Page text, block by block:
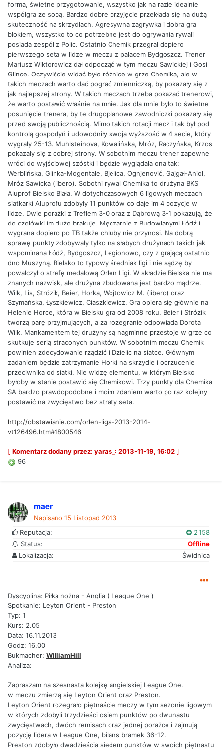
forma, świetne przygotowanie, wszystko jak na razie idealnie
współgra ze sobą. Bardzo dobre przyjęcie przekłada się na dużą
skuteczność na skrzydłach. Agresywna zagrywka i dobra gra
blokiem, wszystko to co potrzebne jest do ogrywania rywali
posiada zespół z Polic. Ostatnio Chemik przegrał dopiero
pierwszego seta w lidze w meczu z pałacem Bydgoszcz. Trener
Mariusz Wiktorowicz dał odpocząć w tym meczu Sawickiej i Gosi
Glince. Oczywiście widać było różnice w grze Chemika, ale w
takich meczach warto dać pograć zmienniczką, by pokazały się z
jak najlepszej strony. W takich meczach trzeba pokazać trenerowi,
że warto postawić właśnie na mnie. Jak dla mnie było to świetne
posunięcie trenera, by te drugoplanowe zawodniczki pokazały się
przed swoją publicznością. Mimo takich rotacji mecz i tak był pod
kontrolą gospodyń i udowodniły swoja wyższość w 4 secie, który
wygrały 25-13. Muhlsteinova, Kowalińska, Mróz, Raczyńska, Krzos
pokazały się z dobrej strony. W sobotnim meczu trener zapewne
wróci do wyjściowej szóstki i będzie wyglądała ona tak:
Werblińska, Glinka-Mogentale, Bjelica, Ognjenović, Gajgał-Anioł,
Mróz Sawicka (libero). Sobotni rywal Chemika to drużyna BKS
Aluprof Bielsko Biała. W dotychczasowych 6 ligowych meczach
siatkarki Aluprofu zdobyły 11 punktów co daje im 4 pozycje w
lidze. Dwie porażki z Treflem 3-0 oraz z Dąbrową 3-1 pokazują, że
do czołówki im dużo brakuje. Męczarnie z Budowlanymi Łódź i
wygrana dopiero po TB także chluby nie przynosi. Na dobrą
sprawę punkty zdobywały tylko na słabych drużynach takich jak
wspominana Łódź, Bydgoszcz, Legionowo, czy z grającą ostatnio
dno Muszyną. Bielsko to typowy średniak ligi i nie sądzę by
powalczył o strefę medalową Orlen Ligi. W składzie Bielska nie ma
znanych nazwisk, ale drużyna zbudowana jest bardzo mądrze.
Wilk, Lis, Strózik, Beier, Horka, Wojtowicz M. (libero) oraz
Szymańska, Łyszkiewicz, Ciaszkiewicz. Gra opiera się głównie na
Helenie Horce, która w Bielsku gra od 2008 roku. Beier i Strózik
tworzą parę przyjmujących, a za rozegranie odpowiada Dorota
Wilk. Mankamentem tej drużyny są nagminne przestoje w grze co
skutkuje serią straconych punktów. W sobotnim meczu Chemik
powinien zdecydowanie rządzić i Dzielic na siatce. Głównym
zadaniem będzie zatrzymanie Horki na skrzydle i odrzucenie
przeciwnika od siatki. Nie widzę elementu, w którym Bielsko
byłoby w stanie postawić się Chemikowi. Trzy punkty dla Chemika
SA bardzo prawdopodobne i moim zdaniem warto po raz kolejny
postawić na zwycięstwo bez straty seta.
http://obstawianie.com/orlen-liga-2013-2014-
vt126496.htm#1800546
[ Komentarz dodany przez: yaras_: 2013-11-19, 16:02 ]
96
maer
Napisano 15 Listopad 2013
Reputacja:
2 158
Status:
Offline
Lokalizacja:
Świdnica
Dyscyplina: Piłka nożna - Anglia ( League One )
Spotkanie: Leyton Orient - Preston
Typ: 1
Kurs: 2.05
Data: 16.11.2013
Godz: 16.00
Bukmacher: WilliamHill
Analiza:
Zapraszam na szesnasta kolejkę angielskiej League One.
w meczu zmierzą się Leyton Orient oraz Preston.
Leyton Orient rozegrało piętnaście meczy w tym sezonie ligowym
w których zdobyli trzydzieści osiem punktów po dwunastu
zwycięstwach, dwóch remisach oraz jednej porażce i zajmują
pozycję lidera w League One, bilans bramek 36-12.
Preston zdobyło dwadzieścia siedem punktów w swoich piętnastu